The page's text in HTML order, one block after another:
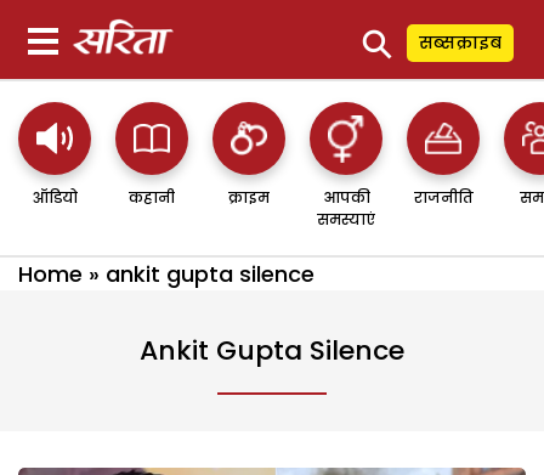
⚲ सब्सक्राइब
ऑडियो कहानी क्राइम
आपकी
समस्याएं
राजनीति
Home » ankit gupta silence
Ankit Gupta Silence